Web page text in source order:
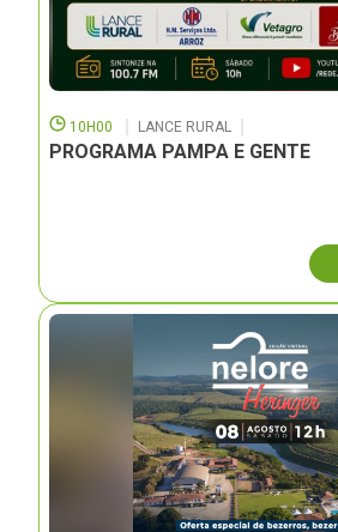
10H00 LANCE RURAL
PROGRAMA PAMPA E GENTE